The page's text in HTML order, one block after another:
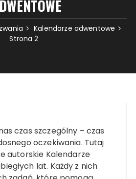
Kalendarze adwentowe
Strona 2
czas szczególny – czas
oczekiwania. Tutaj
autorskie Kalendarze
lat. Każdy z nich